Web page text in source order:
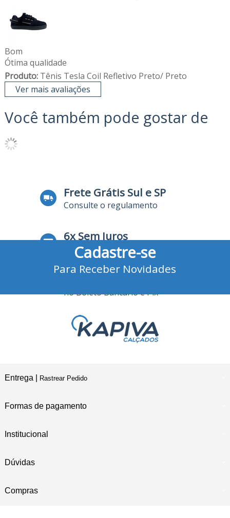
Bom
Ótima qualidade
Produto:Tênis Tesla Coil Refletivo Preto/ Preto
Ver mais avaliações
Você também pode gostar de
Frete Grátis Sul e SP
Consulte o regulamento
6x Sem Juros
no Cartão de Crédito
no Boleto Bancário e Pix
Cadastre-se
Para Receber Novidades
Entrega | Rastrear Pedido
Formas de pagamento
Institucional
Dúvidas
Compras